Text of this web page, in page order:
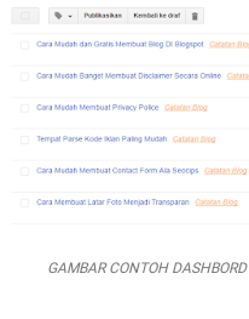
GAMBAR CONTOH DASHBORD